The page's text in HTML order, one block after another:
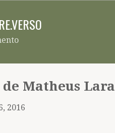
Matheus Lara
2016